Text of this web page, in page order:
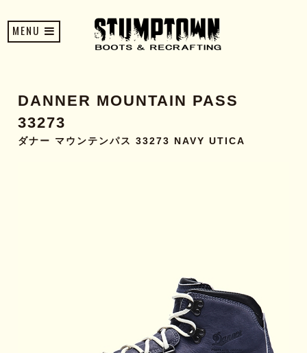
MENU
DANNER MOUNTAIN PASS
33273
ダナー マウンテンパス 33273 NAVY UTICA